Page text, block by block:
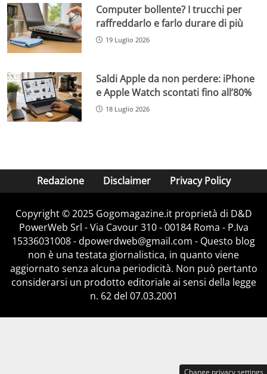
Computer bollente? I trucchi per
raffreddarlo e farlo durare di più
19 Luglio 2026
Saldi Apple da non perdere: iPhone
e Apple Watch scontati fino all’80%
18 Luglio 2026
Redazione Disclaimer Privacy Policy
Copyright © 2025 Gogomagazine.it proprietà di D&D
PowerWeb Srl - Via Cavour 310 - 00184 Roma - P.Iva
15336031008 - dpowerdweb@gmail.com - Questo blog
non è una testata giornalistica, in quanto viene
aggiornato senza alcuna periodicità. Non può pertanto
considerarsi un prodotto editoriale ai sensi della legge
n. 62 del 07.03.2001
Change privacy settings